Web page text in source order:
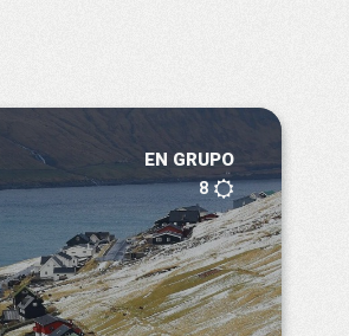
EN GRUPO
8